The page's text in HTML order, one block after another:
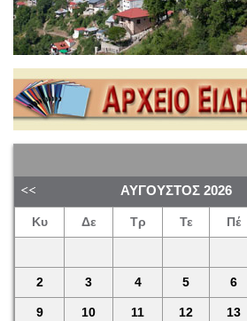
ΑΎΓΟΥΣΤΟΣ 2026
Κυ Δε Τρ Τε Πέ
2 3 4 5 6
9 10 11 12 13